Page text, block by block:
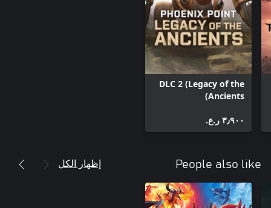
DLC 2 (Legacy of the
Ancients)
٣٫٩٠٠ ر.ع.‏
People also like إظهار الكل